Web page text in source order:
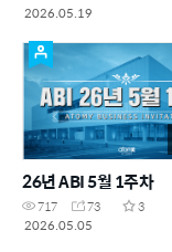
2026.05.19
26년 ABI 5월 1주차
717 73
3
2026.05.05